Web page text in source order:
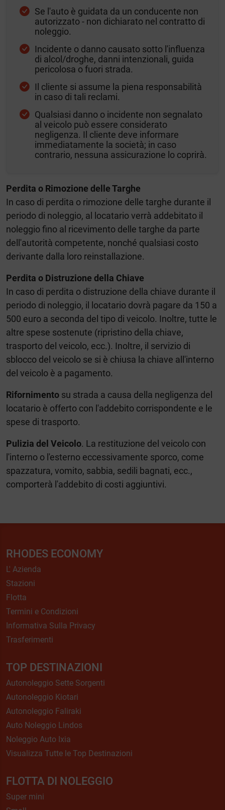
Se l'auto è guidata da un conducente non
autorizzato - non dichiarato nel contratto di
noleggio.
Incidente o danno causato sotto l'influenza
di alcol/droghe, danni intenzionali, guida
pericolosa o fuori strada.
Il cliente si assume la piena responsabilità
in caso di tali reclami.
Qualsiasi danno o incidente non segnalato
al veicolo può essere considerato
negligenza. Il cliente deve informare
immediatamente la società; in caso
contrario, nessuna assicurazione lo coprirà.
Perdita o Rimozione delle Targhe
In caso di perdita o rimozione delle targhe durante il
periodo di noleggio, al locatario verrà addebitato il
noleggio fino al ricevimento delle targhe da parte
dell'autorità competente, nonché qualsiasi costo
derivante dalla loro reinstallazione.
Perdita o Distruzione della Chiave
In caso di perdita o distruzione della chiave durante il
periodo di noleggio, il locatario dovrà pagare da 150 a
500 euro a seconda del tipo di veicolo. Inoltre, tutte le
altre spese sostenute (ripristino della chiave,
trasporto del veicolo, ecc.). Inoltre, il servizio di
sblocco del veicolo se si è chiusa la chiave all'interno
del veicolo è a pagamento.
Rifornimento su strada a causa della negligenza del
locatario è offerto con l'addebito corrispondente e le
spese di trasporto.
Pulizia del Veicolo. La restituzione del veicolo con
l'interno o l'esterno eccessivamente sporco, come
spazzatura, vomito, sabbia, sedili bagnati, ecc.,
comporterà l'addebito di costi aggiuntivi.
RHODES ECONOMY
L' Azienda
Stazioni
Flotta
Termini e Condizioni
Informativa Sulla Privacy
Trasferimenti
TOP DESTINAZIONI
Autonoleggio Sette Sorgenti
Autonoleggio Kiotari
Autonoleggio Faliraki
Auto Noleggio Lindos
Noleggio Auto Ixia
Visualizza Tutte le Top Destinazioni
FLOTTA DI NOLEGGIO
Super mini